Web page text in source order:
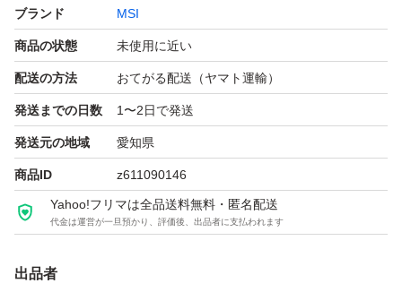
ブランド MSI
商品の状態 未使用に近い
配送の方法 おてがる配送（ヤマト運輸）
発送までの日数 1〜2日で発送
発送元の地域 愛知県
商品ID z611090146
Yahoo!フリマは全品送料無料・匿名配送
代金は運営が一旦預かり、評価後、出品者に支払われます
出品者